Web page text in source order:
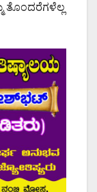
ತೊಂದರೆಗಳೆಲ್ಲ